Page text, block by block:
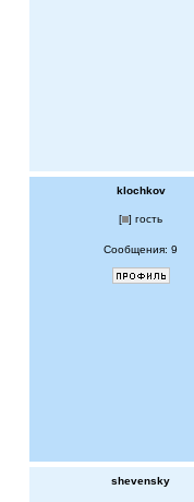
klochkov
[ ] гость
Сообщения: 9
shevensky